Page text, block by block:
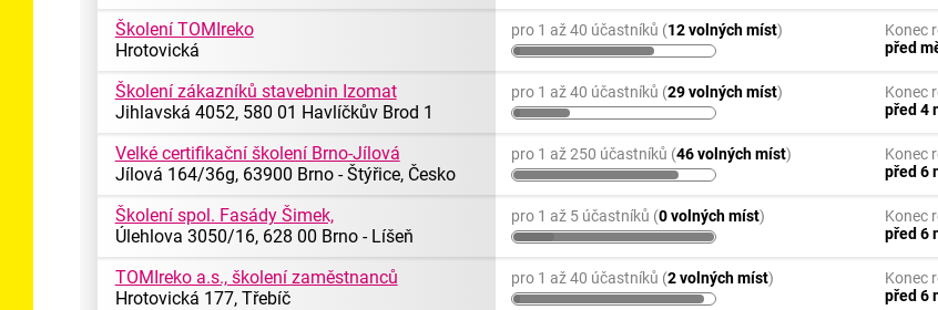
Školení TOMIreko
Hrotovická
pro 1 až 40 účastníků (12 volných míst)
Konec
před
Školení zákazníků stavebnin Izomat
Jihlavská 4052, 580 01 Havlíčkův Brod 1
pro 1 až 40 účastníků (29 volných míst)
Konec
před 4
Velké certifikační školení Brno-Jílová
Jílová 164/36g, 63900 Brno - Štýřice, Česko
pro 1 až 250 účastníků (46 volných míst)
Konec
před 6
Školení spol. Fasády Šimek,
Úlehlova 3050/16, 628 00 Brno - Líšeň
pro 1 až 5 účastníků (0 volných míst)
Konec
před 6
TOMIreko a.s., školení zaměstnanců
Hrotovická 177, Třebíč
pro 1 až 40 účastníků (2 volných míst)
Konec
před 6